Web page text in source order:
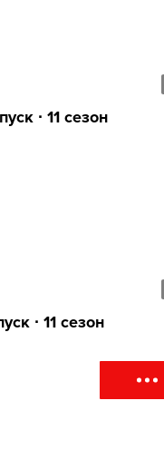
∙ 11 сезон
∙ 11 сезон